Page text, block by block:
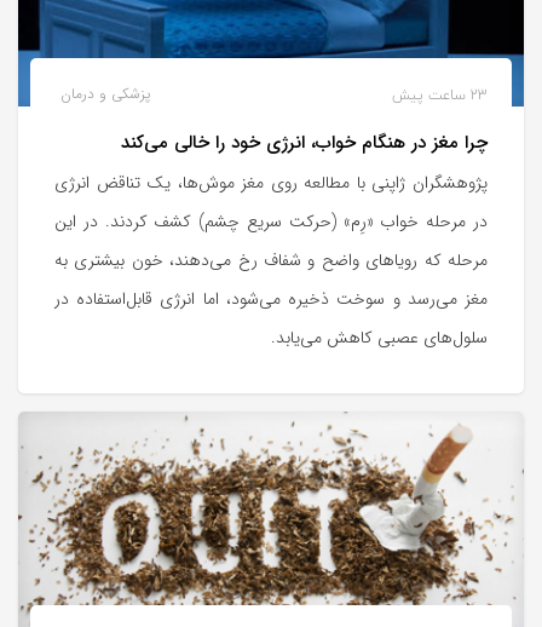
پزشکی و درمان 23 ساعت پیش
چرا مغز در هنگام خواب، انرژی خود را خالی می‌کند
پژوهشگران ژاپنی با مطالعه روی مغز موش‌ها، یک تناقض انرژی
در مرحله خواب «رِم» (حرکت سریع چشم) کشف کردند. در این
مرحله که رویاهای واضح و شفاف رخ می‌دهند، خون بیشتری به
مغز می‌رسد و سوخت ذخیره می‌شود، اما انرژی قابل‌استفاده در
سلول‌های عصبی کاهش می‌یابد.